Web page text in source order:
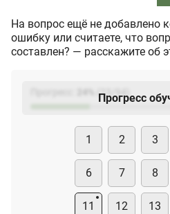
На вопрос ещё не добавлено
ошибку или считаете, что
составлен? — расскажите об
(23
Прогресс
1 2 3
6 7 8
11 12 13